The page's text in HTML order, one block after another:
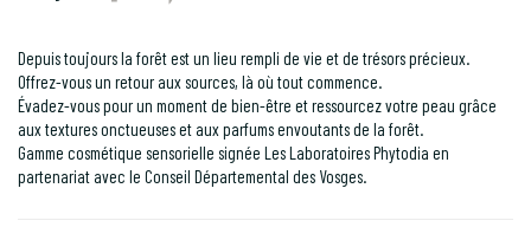
Depuis toujours la forêt est un lieu rempli de vie et de trésors précieux.
Offrez-vous un retour aux sources, là où tout commence.
Évadez-vous pour un moment de bien-être et ressourcez votre peau grâce
aux textures onctueuses et aux parfums envoutants de la forêt.
Gamme cosmétique sensorielle signée Les Laboratoires Phytodia en
partenariat avec le Conseil Départemental des Vosges.